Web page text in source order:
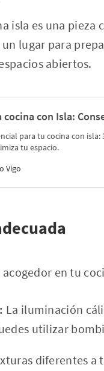
isla es una pieza
lugar para
abiertos.
con Isla:
para tu cocina con
tu espacio.
Vigo
en tu
La iluminación
utilizar
diferentes a